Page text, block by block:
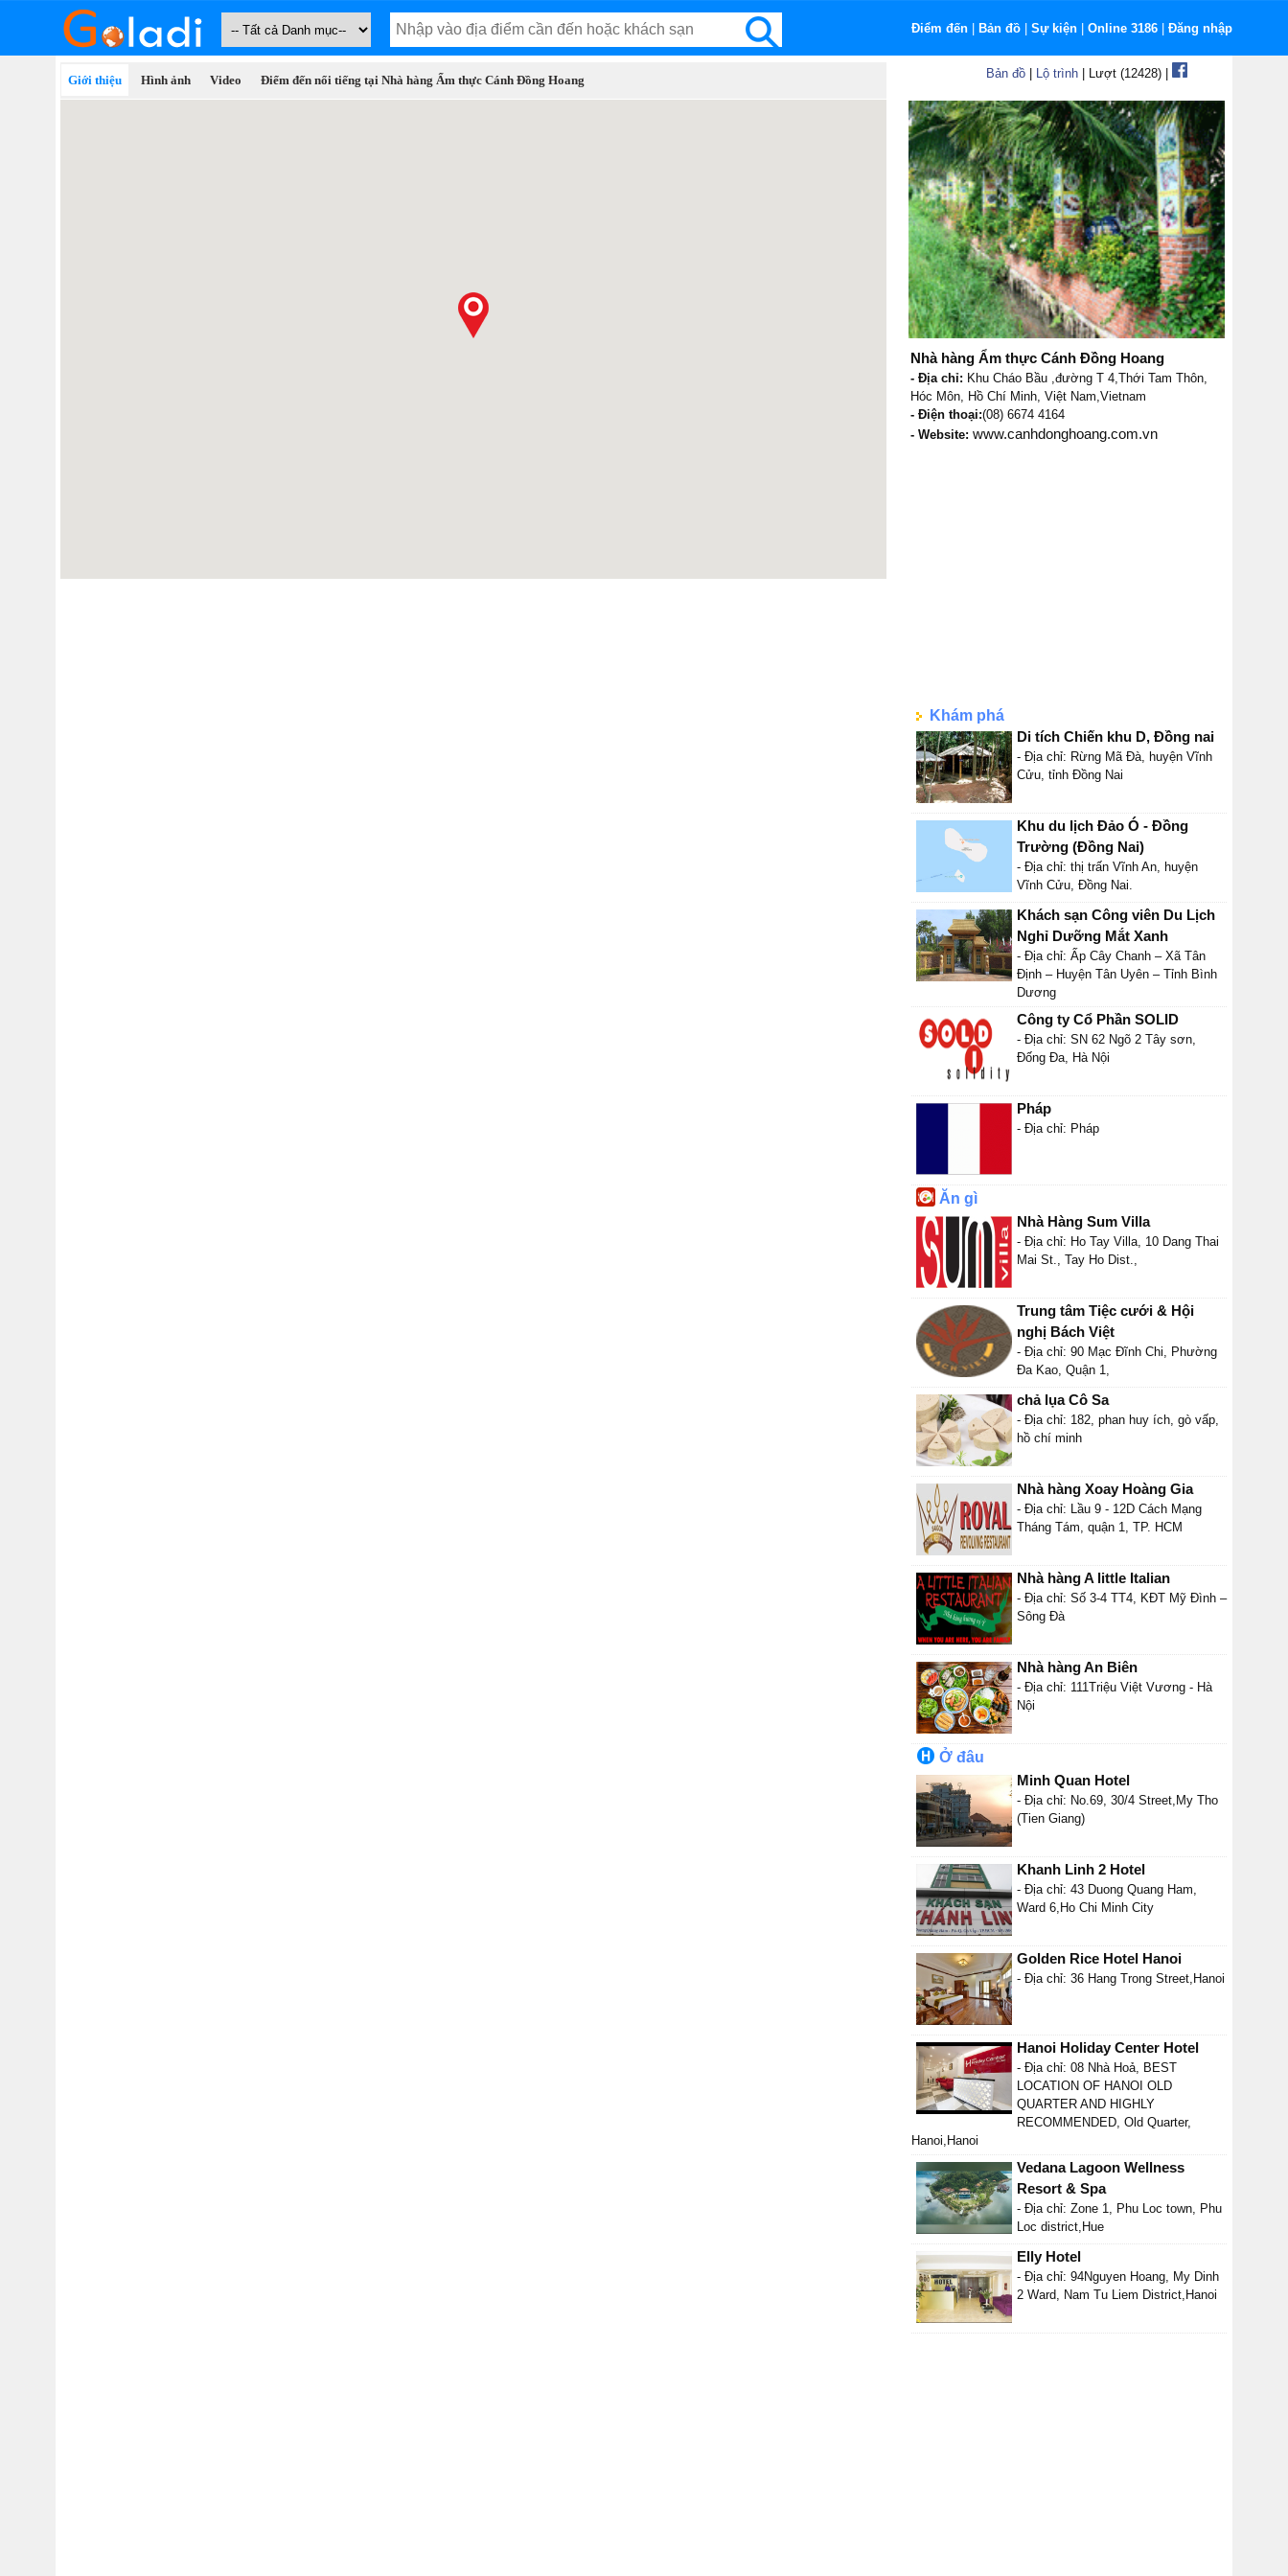
Điểm đến Bản đồ Sự kiện Online 3186 Đăng nhập
Giới thiệu Hình ảnh Video Điểm đến nổi tiếng tại Nhà hàng Ẩm thực Cánh Đồng Hoang Bản đồ Lộ trình | Lượt (12428) |
Nhà hàng Ẩm thực Cánh Đồng Hoang
- Địa chỉ: Khu Cháo Bầu ,đường T 4,Thới Tam Thôn,
Hóc Môn, Hồ Chí Minh, Việt Nam,Vietnam
- Điện thoại:(08) 6674 4164
- Website: www.canhdonghoang.com.vn
Khám phá
Di tích Chiến khu D, Đồng nai
- Địa chỉ: Rừng Mã Đà, huyện Vĩnh
Cửu, tỉnh Đồng Nai
Khu du lịch Đảo Ó - Đồng
Trường (Đồng Nai)
- Địa chỉ: thị trấn Vĩnh An, huyện
Vĩnh Cửu, Đồng Nai.
Khách sạn Công viên Du Lịch
Nghỉ Dưỡng Mắt Xanh
- Địa chỉ: Ấp Cây Chanh – Xã Tân
Định – Huyện Tân Uyên – Tỉnh Bình
Dương
Công ty Cổ Phần SOLID
- Địa chỉ: SN 62 Ngõ 2 Tây sơn,
Đống Đa, Hà Nội
Pháp
- Địa chỉ: Pháp
Ăn gì
Nhà Hàng Sum Villa
- Địa chỉ: Ho Tay Villa, 10 Dang Thai
Mai St., Tay Ho Dist.,
Trung tâm Tiệc cưới & Hội
nghị Bách Việt
- Địa chỉ: 90 Mạc Đĩnh Chi, Phường
Đa Kao, Quận 1,
chả lụa Cô Sa
- Địa chỉ: 182, phan huy ích, gò vấp,
hồ chí minh
Nhà hàng Xoay Hoàng Gia
- Địa chỉ: Lầu 9 - 12D Cách Mạng
Tháng Tám, quận 1, TP. HCM
Nhà hàng A little Italian
- Địa chỉ: Số 3-4 TT4, KĐT Mỹ Đình –
Sông Đà
Nhà hàng An Biên
- Địa chỉ: 111Triệu Việt Vương - Hà
Nội
Ở đâu
Minh Quan Hotel
- Địa chỉ: No.69, 30/4 Street,My Tho
(Tien Giang)
Khanh Linh 2 Hotel
- Địa chỉ: 43 Duong Quang Ham,
Ward 6,Ho Chi Minh City
Golden Rice Hotel Hanoi
- Địa chỉ: 36 Hang Trong Street,Hanoi
Hanoi Holiday Center Hotel
- Địa chỉ: 08 Nhà Hoả, BEST
LOCATION OF HANOI OLD
QUARTER AND HIGHLY
RECOMMENDED, Old Quarter,
Hanoi,Hanoi
Vedana Lagoon Wellness
Resort & Spa
- Địa chỉ: Zone 1, Phu Loc town, Phu
Loc district,Hue
Elly Hotel
- Địa chỉ: 94Nguyen Hoang, My Dinh
2 Ward, Nam Tu Liem District,Hanoi